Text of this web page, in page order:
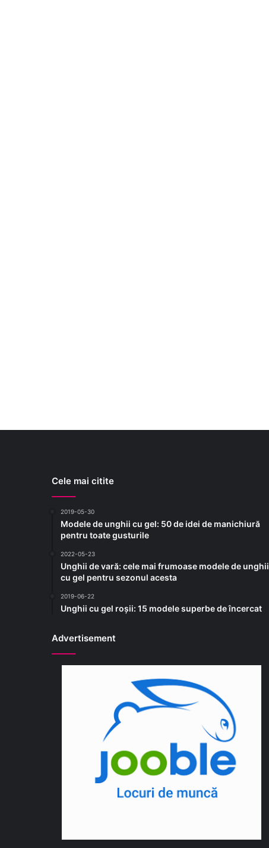
Cele mai citite
2019-05-30
Modele de unghii cu gel: 50 de idei de manichiură
pentru toate gusturile
2022-05-23
Unghii de vară: cele mai frumoase modele de unghii
cu gel pentru sezonul acesta
2019-06-22
Unghii cu gel roșii: 15 modele superbe de încercat
Advertisement